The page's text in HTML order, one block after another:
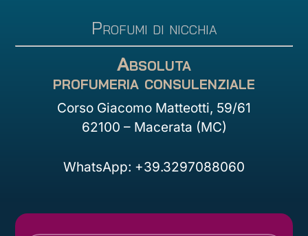
Profumi di nicchia
Absoluta
profumeria consulenziale
Corso Giacomo Matteotti, 59/61
62100 – Macerata (MC)
WhatsApp: +39.3297088060